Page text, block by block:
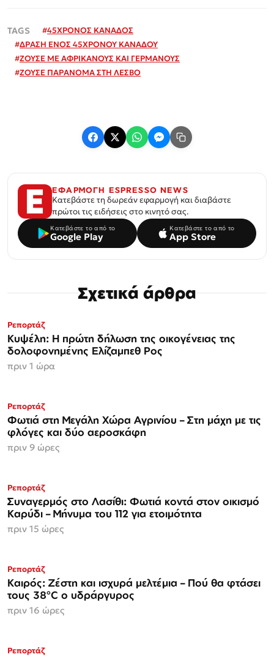
#45ΧΡΟΝΟΣ ΚΑΝΑΔΟΣ
#ΔΡΑΣΗ ΕΝΟΣ 45ΧΡΟΝΟΥ ΚΑΝΑΔΟΥ
#ΖΟΥΣΕ ΜΕ ΑΦΡΙΚΑΝΟΥΣ ΚΑΙ ΓΕΡΜΑΝΟΥΣ
#ΖΟΥΣΕ ΠΑΡΑΝΟΜΑ ΣΤΗ ΛΕΣΒΟ
ΕΦΑΡΜΟΓΗ ESPRESSO NEWS
Κατεβάστε τη δωρεάν εφαρμογή και διαβάστε
πρώτοι τις ειδήσεις στο κινητό σας.
Κατεβάστε το από το
Google Play
Κατεβάστε το από το
App Store
Σχετικά άρθρα
Ρεπορτάζ
Κυψέλη: Η πρώτη δήλωση της οικογένειας της
δολοφονημένης Ελίζαμπεθ Ρος
πριν 1 ώρα
Ρεπορτάζ
Φωτιά στη Μεγάλη Χώρα Αγρινίου – Στη μάχη με τις
φλόγες και δύο αεροσκάφη
πριν 9 ώρες
Ρεπορτάζ
Συναγερμός στο Λασίθι: Φωτιά κοντά στον οικισμό
Καρύδι – Μήνυμα του 112 για ετοιμότητα
πριν 15 ώρες
Ρεπορτάζ
Καιρός: Ζέστη και ισχυρά μελτέμια – Πού θα φτάσει
τους 38°C ο υδράργυρος
πριν 16 ώρες
Ρεπορτάζ